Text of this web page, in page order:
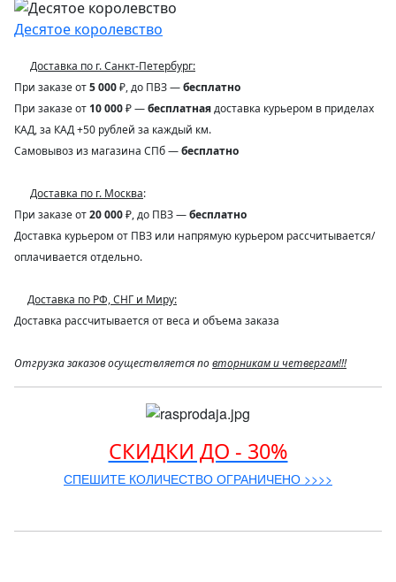
Десятое королевство
Доставка по г. Санкт-Петербург:
При заказе от5 000₽, до ПВЗ —бесплатно
При заказе от 10 000₽ —бесплатнаядоставка курьером в приделах
КАД, за КАД +50 рублей за каждый км.
Самовывоз из магазина СПб —бесплатно
Доставка по г. Москва:
При заказе от20 000₽, до ПВЗ —бесплатно
Доставка курьером от ПВЗ или напрямую курьером рассчитывается/
оплачивается отдельно.
Доставка по РФ, СНГ и Миру:
Доставка рассчитывается от веса и объема заказа
Отгрузка заказов осуществляется повторникам и четвергам!!!
СКИДКИ ДО - 30%
СПЕШИТЕ КОЛИЧЕСТВО ОГРАНИЧЕНО >>>>